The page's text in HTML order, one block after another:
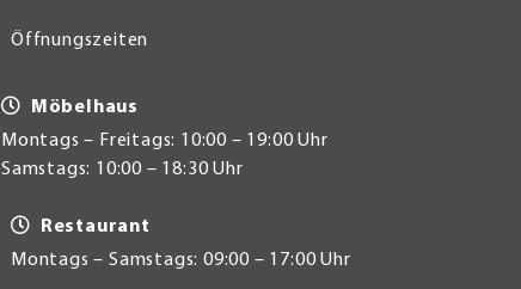
Öffnungszeiten
Möbelhaus
Montags – Freitags: 10:00 – 19:00 Uhr
Samstags: 10:00 – 18:30 Uhr
Restaurant
Montags – Samstags: 09:00 – 17:00 Uhr